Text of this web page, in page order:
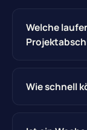
Welche
Wie schnell